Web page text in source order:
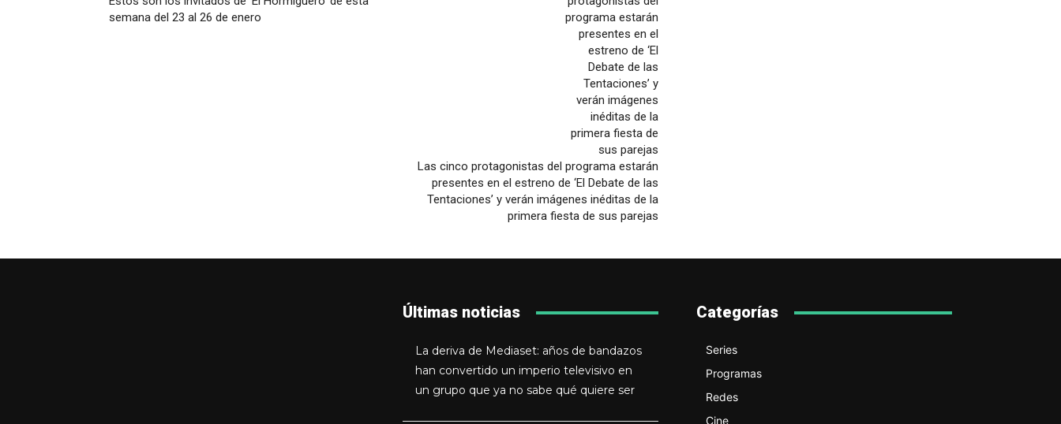
semana del 23 al 26 de enero
Las cinco protagonistas del programa estarán
presentes en el estreno de ‘El Debate de las
Tentaciones’ y verán imágenes inéditas de la
primera fiesta de sus parejas
Últimas noticias
La deriva de Mediaset: años de bandazos
han convertido un imperio televisivo en
un grupo que ya no sabe qué quiere ser
Categorías
Series
Programas
Redes
Cine